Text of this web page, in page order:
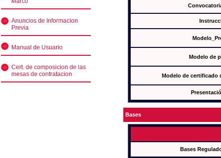
Anuncios de Informacion
Previa
Manual de Usuario
Cert. de composicion de las
mesas de contratacion
Modelo de
Modelo de certificado
Bases
Bases